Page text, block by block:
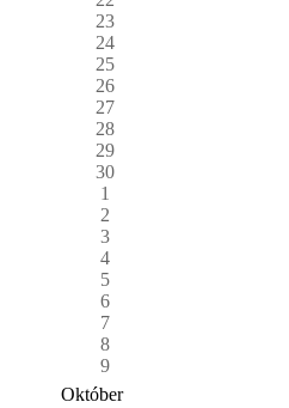
23
24
25
26
27
28
29
30
1
2
3
4
5
6
7
8
9
Október